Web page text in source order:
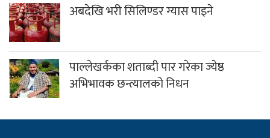
अबदेखि भरी सिलिण्डर ग्यास पाइने
पाल्लेखर्कका शताब्दी पार गरेका ज्येष्ठ
अभिभावक छन्त्यालको निधन